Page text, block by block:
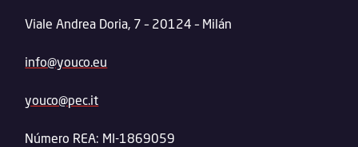
Viale Andrea Doria, 7 – 20124 – Milán
info@youco.eu
youco@pec.it
Número REA: MI-1869059